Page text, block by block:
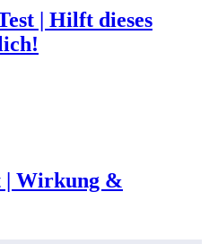
| Hilft dieses
| Wirkung &